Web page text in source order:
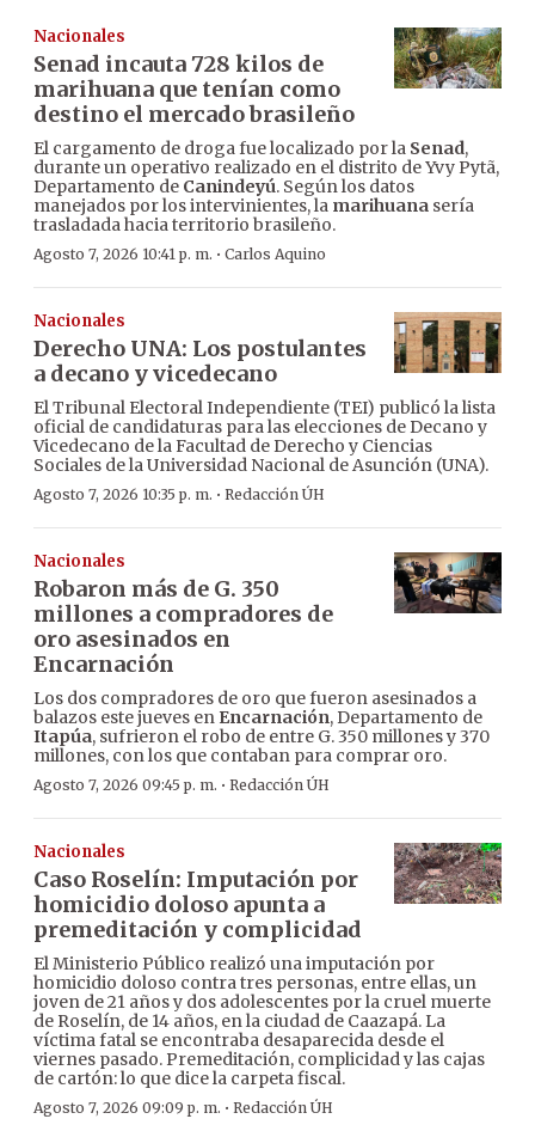
Nacionales
Senad incauta 728 kilos de
marihuana que tenían como
destino el mercado brasileño
El cargamento de droga fue localizado por la Senad,
durante un operativo realizado en el distrito de Yvy Pytã,
Departamento de Canindeyú. Según los datos
manejados por los intervinientes, la marihuana sería
trasladada hacia territorio brasileño.
Agosto 7, 2026 10:41 p. m. · Carlos Aquino
Nacionales
Derecho UNA: Los postulantes
a decano y vicedecano
El Tribunal Electoral Independiente (TEI) publicó la lista
oficial de candidaturas para las elecciones de Decano y
Vicedecano de la Facultad de Derecho y Ciencias
Sociales de la Universidad Nacional de Asunción (UNA).
Agosto 7, 2026 10:35 p. m. · Redacción ÚH
Nacionales
Robaron más de G. 350
millones a compradores de
oro asesinados en
Encarnación
Los dos compradores de oro que fueron asesinados a
balazos este jueves en Encarnación, Departamento de
Itapúa, sufrieron el robo de entre G. 350 millones y 370
millones, con los que contaban para comprar oro.
Agosto 7, 2026 09:45 p. m. · Redacción ÚH
Nacionales
Caso Roselín: Imputación por
homicidio doloso apunta a
premeditación y complicidad
El Ministerio Público realizó una imputación por
homicidio doloso contra tres personas, entre ellas, un
joven de 21 años y dos adolescentes por la cruel muerte
de Roselín, de 14 años, en la ciudad de Caazapá. La
víctima fatal se encontraba desaparecida desde el
viernes pasado. Premeditación, complicidad y las cajas
de cartón: lo que dice la carpeta fiscal.
Agosto 7, 2026 09:09 p. m. · Redacción ÚH